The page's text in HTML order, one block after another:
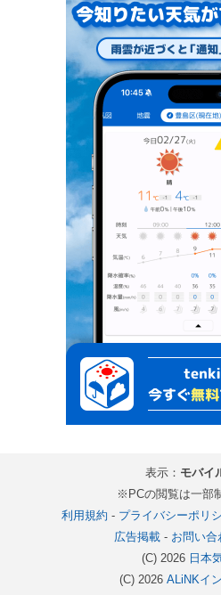
表示： モバイ
※PCの閲覧は一部
利用規約 - プライバシーポリ
広告掲載- お問い合
(C) 2026 日本
(C) 2026 ALiNKイ